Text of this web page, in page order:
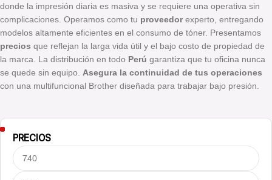
donde la impresión diaria es masiva y se requiere una operativa sin
complicaciones. Operamos como tu proveedorexperto, entregando
modelos altamente eficientes en el consumo de tóner. Presentamos
precios que reflejan la larga vida útil y el bajo costo de propiedad de
la marca. La distribución en todo Perú garantiza que tu oficina nunca
se quede sin equipo. Asegura la continuidad de tus operaciones
con una multifuncional Brother diseñada para trabajar bajo presión.
PRECIOS